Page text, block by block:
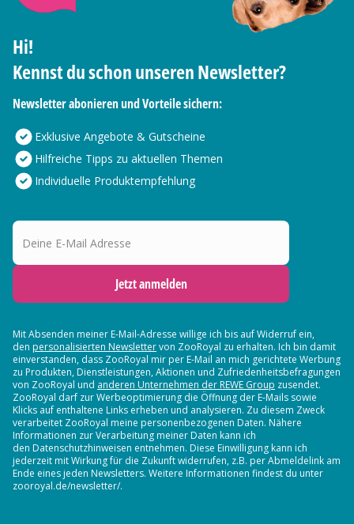
Hi!
Kennst du schon unseren Newsletter?
Newsletter abonieren und Vorteile sichern:
Exklusive Angebote & Gutscheine
Hilfreiche Tipps zu aktuellen Themen
Individuelle Produktempfehlung
Deine E-Mail Adresse
Jetzt anmelden
Mit Absenden meiner E-Mail-Adresse willige ich bis auf Widerruf ein,
den personalisierten Newslettervon ZooRoyal zu erhalten. Ich bin damit
einverstanden, dass ZooRoyal mir per E-Mail an mich gerichtete Werbung
zu Produkten, Dienstleistungen, Aktionen und Zufriedenheitsbefragungen
von ZooRoyal und anderen Unternehmen der REWE Group zusendet.
ZooRoyal darf zur Werbeoptimierung die Öffnung der E-Mails sowie
Klicks auf enthaltene Links erheben und analysieren. Zu diesem Zweck
verarbeitet ZooRoyal meine personenbezogenen Daten. Nähere
Informationen zur Verarbeitung meiner Daten kann ich
den Datenschutzhinweisen entnehmen. Diese Einwilligung kann ich
jederzeit mit Wirkung für die Zukunft widerrufen, z.B. per Abmeldelink am
Ende eines jeden Newsletters. Weitere Informationen findest du unter
zooroyal.de/newsletter/.